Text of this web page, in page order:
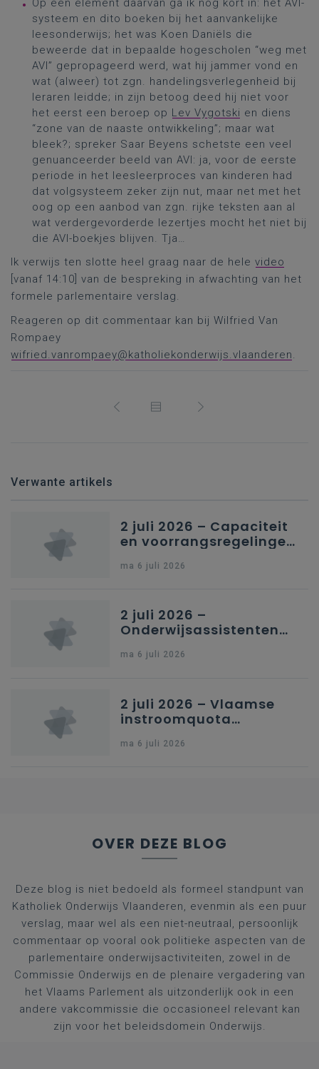
Op één element daarvan ga ik nog kort in: het AVI-
systeem en dito boeken bij het aanvankelijke
leesonderwijs; het was Koen Daniëls die
beweerde dat in bepaalde hogescholen “weg met
AVI” gepropageerd werd, wat hij jammer vond en
wat (alweer) tot zgn. handelingsverlegenheid bij
leraren leidde; in zijn betoog deed hij niet voor
het eerst een beroep op Lev Vygotski en diens
“zone van de naaste ontwikkeling”; maar wat
bleek?; spreker Saar Beyens schetste een veel
genuanceerder beeld van AVI: ja, voor de eerste
periode in het leesleerproces van kinderen had
dat volgsysteem zeker zijn nut, maar net met het
oog op een aanbod van zgn. rijke teksten aan al
wat verdergevorderde lezertjes mocht het niet bij
die AVI-boekjes blijven. Tja…
Ik verwijs ten slotte heel graag naar de hele video
[vanaf 14:10] van de bespreking in afwachting van het
formele parlementaire verslag.
Reageren op dit commentaar kan bij Wilfried Van
Rompaey
wifried.vanrompaey@katholiekonderwijs.vlaanderen.
Verwante artikels
2 juli 2026 – Capaciteit
en voorrangsregelingen
secundair onderwijs in
ma 6 juli 2026
2 juli 2026 –
Onderwijsassistenten
kleuteronderwijs
ma 6 juli 2026
2 juli 2026 – Vlaamse
instroomquota
federale RIZIV-
ma 6 juli 2026
OVER DEZE BLOG
Deze blog is niet bedoeld als formeel standpunt van
Katholiek Onderwijs Vlaanderen, evenmin als een puur
verslag, maar wel als een niet-neutraal, persoonlijk
commentaar op vooral ook politieke aspecten van de
parlementaire onderwijsactiviteiten, zowel in de
Commissie Onderwijs en de plenaire vergadering van
het Vlaams Parlement als uitzonderlijk ook in een
andere vakcommissie die occasioneel relevant kan
zijn voor het beleidsdomein Onderwijs.